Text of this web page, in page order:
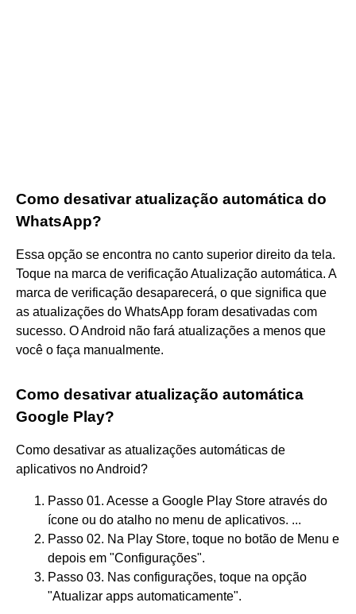
Como desativar atualização automática do
WhatsApp?
Essa opção se encontra no canto superior direito da tela.
Toque na marca de verificação Atualização automática. A
marca de verificação desaparecerá, o que significa que
as atualizações do WhatsApp foram desativadas com
sucesso. O Android não fará atualizações a menos que
você o faça manualmente.
Como desativar atualização automática
Google Play?
Como desativar as atualizações automáticas de
aplicativos no Android?
Passo 01. Acesse a Google Play Store através do
ícone ou do atalho no menu de aplicativos. ...
Passo 02. Na Play Store, toque no botão de Menu e
depois em "Configurações".
Passo 03. Nas configurações, toque na opção
"Atualizar apps automaticamente".